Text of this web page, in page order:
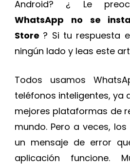
Android? ¿ Le
WhatsApp no se
Store ? Si tu respuesta
ningún lado y leas este
Todos usamos
teléfonos inteligentes, ya
mejores plataformas de
mundo. Pero a veces,
un mensaje de error
aplicación funcione.